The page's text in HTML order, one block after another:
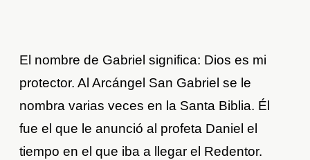
El nombre de Gabriel significa: Dios es mi
protector. Al Arcángel San Gabriel se le
nombra varias veces en la Santa Biblia. Él
fue el que le anunció al profeta Daniel el
tiempo en el que iba a llegar el Redentor.